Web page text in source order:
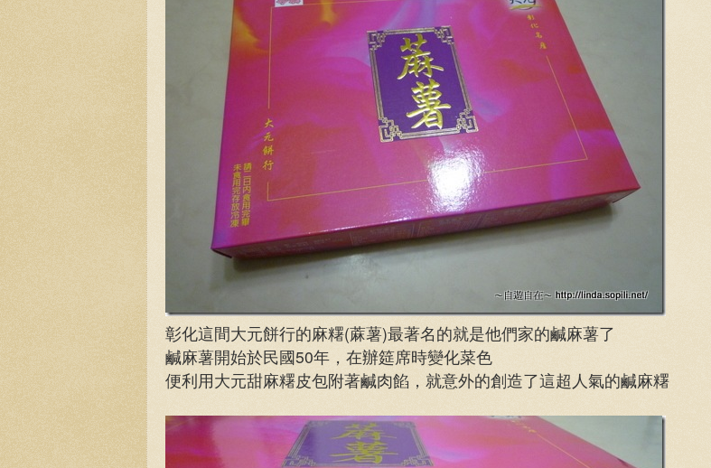
彰化這間大元餅行的麻糬(蔴薯)最著名的就是他們家的鹹麻薯了
鹹麻薯開始於民國50年，在辦筵席時變化菜色
便利用大元甜麻糬皮包附著鹹肉餡，就意外的創造了這超人氣的鹹麻糬